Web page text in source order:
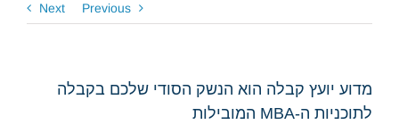
Previous
Next
מדוע יועץ קבלה הוא הנשק הסודי שלכם בקבלה
לתוכניות ה-MBA המובילות